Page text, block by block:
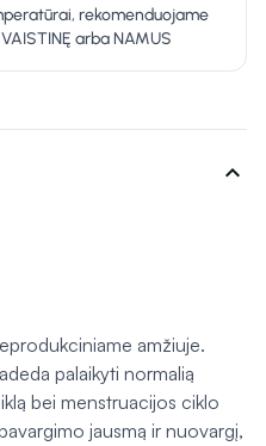
rekomenduojame
arba NAMUS
expand_more
amžiuje.
palaikyti normalią
bei menstruacijos ciklo
jausmą ir nuovargį,